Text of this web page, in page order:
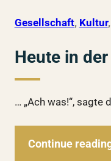
Gesellschaft, Kultur,
Heute in der
… „Ach was!“, sagte
Continue